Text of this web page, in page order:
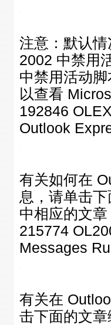
注意：默认
2002 中禁用
中禁用活动
以查看
192846
Outlook
有关如何在
息，请单击
中相应的文章
215774
Messages
有关在
击下面的文